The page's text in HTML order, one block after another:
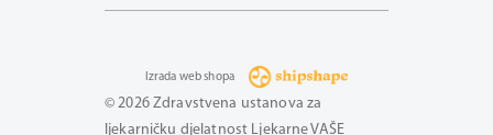
© 2026 Zdravstvena ustanova za
ljekarničku djelatnost Ljekarne VAŠE
Izrada web shopa